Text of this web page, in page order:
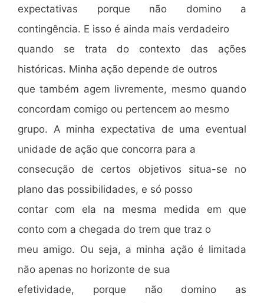
expectativas porque não domino a
contingência. E isso é ainda mais verdadeiro
quando se trata do contexto das ações
históricas. Minha ação depende de outros
que também agem livremente, mesmo quando
concordam comigo ou pertencem ao mesmo
grupo. A minha expectativa de uma eventual
unidade de ação que concorra para a
consecução de certos objetivos situa-se no
plano das possibilidades, e só posso
contar com ela na mesma medida em que
conto com a chegada do trem que traz o
meu amigo. Ou seja, a minha ação é limitada
não apenas no horizonte de sua
efetividade, porque não domino as